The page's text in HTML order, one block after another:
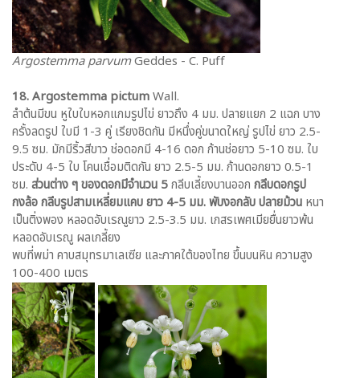
Argostemma parvumGeddes - C. Puff
18. Argostemma pictumWall.
ลำต้นมีขน หูใบใบหอกแกมรูปไข่ ยาวถึง 4 มม. ปลายแยก 2 แฉก บาง
ครั้งลดรูป ใบมี 1-3 คู่ เรียงชิดกัน มีหนึ่งคู่ขนาดใหญ่ รูปไข่ ยาว 2.5-
9.5 ซม. มักมีริ้วสีขาว ช่อดอกมี 4-16 ดอก ก้านช่อยาว 5-10 ซม. ใบ
ประดับ 4-5 ใบ โคนเชื่อมติดกัน ยาว 2.5-5 มม. ก้านดอกยาว 0.5-1
ซม. ส่วนต่าง ๆ ของดอกมีจำนวน 5กลีบเลี้ยงบานออก กลีบดอกรูป
กงล้อ กลีบรูปสามเหลี่ยมแคบ ยาว 4-5 มม. พับงอกลับ ปลายม้วน หนา
เป็นติ่งพอง หลอดอับเรณูยาว 2.5-3.5 มม. เกสรเพศเมียยื่นยาวพ้น
หลอดอับเรณู ผลเกลี้ยง
พบที่พม่า คาบสมุทรมาเลเซีย และภาคใต้ของไทย ขึ้นบนหิน ความสูง
100-400 เมตร